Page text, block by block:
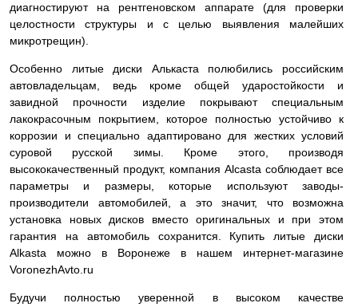
диагностируют на рентгеновском аппарате (для проверки
целостности структуры и с целью выявления малейших
микротрещин).
Особенно литые диски Алькаста полюбились российским
автовладельцам, ведь кроме общей ударостойкости и
завидной прочности изделие покрывают специальным
лакокрасочным покрытием, которое полностью устойчиво к
коррозии и специально адаптировано для жестких условий
суровой русской зимы. Кроме этого, производя
высококачественный продукт, компания Alcasta соблюдает все
параметры и размеры, которые используют заводы-
производители автомобилей, а это значит, что возможна
установка новых дисков вместо оригинальных и при этом
гарантия на автомобиль сохранится. Купить литые диски
Alkasta можно в Воронеже в нашем интернет-магазине
VoronezhAvto.ru
Будучи полностью уверенной в высоком качестве